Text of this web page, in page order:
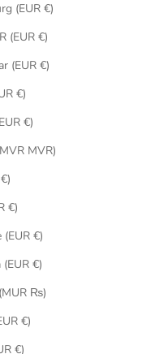
Luxembourg (EUR €)
Macao SAR (EUR €)
Madagascar (EUR €)
Malawi (EUR €)
Malaysia (EUR €)
Maldives (MVR MVR)
Mali (EUR €)
Malta (EUR €)
Martinique (EUR €)
Mauritania (EUR €)
Mauritius (MUR ₨)
Mayotte (EUR €)
Mexico (EUR €)